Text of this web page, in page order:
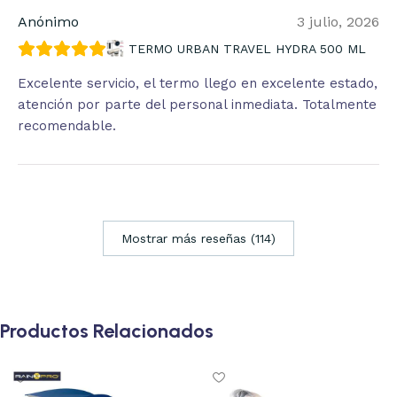
Anónimo 3 julio, 2026
TERMO URBAN TRAVEL HYDRA 500 ML
Excelente servicio, el termo llego en excelente estado,
atención por parte del personal inmediata. Totalmente
recomendable.
Mostrar más reseñas (114)
Productos Relacionados